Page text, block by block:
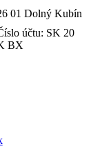
01 Dolný Kubín
účtu: SK 20
BX